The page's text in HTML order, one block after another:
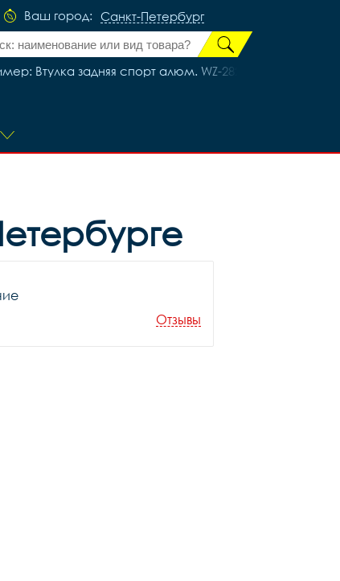
Ваш город: Санкт-Петербург
Втулка задняя спорт алюм. WZ-282R кассета
Отзывы